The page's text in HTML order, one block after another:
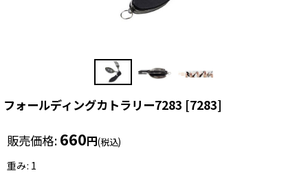
フォールディングカトラリー7283 [7283]
販売価格: 660円(税込)
重み: 1